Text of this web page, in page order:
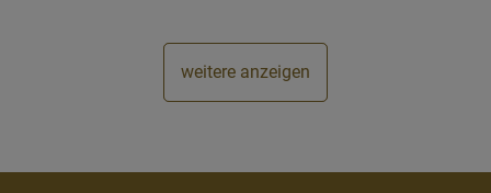
weitere anzeigen